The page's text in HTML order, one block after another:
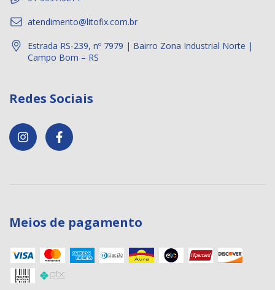
atendimento@litofix.com.br
Estrada RS-239, nº 7979 | Bairro Zona Industrial Norte |
Campo Bom – RS
Redes Sociais
Meios de pagamento